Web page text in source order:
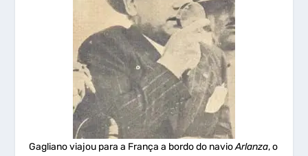
Gagliano viajou para a França a bordo do navioArlanza, o